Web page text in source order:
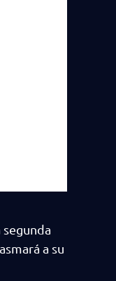
a su